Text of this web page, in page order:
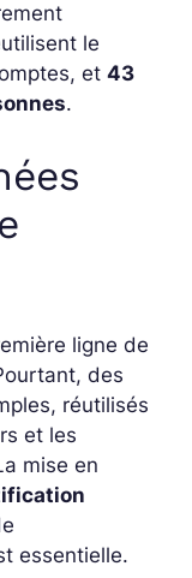
le
et 43
.
ligne de
des
réutilisés
et les
mise en
essentielle.